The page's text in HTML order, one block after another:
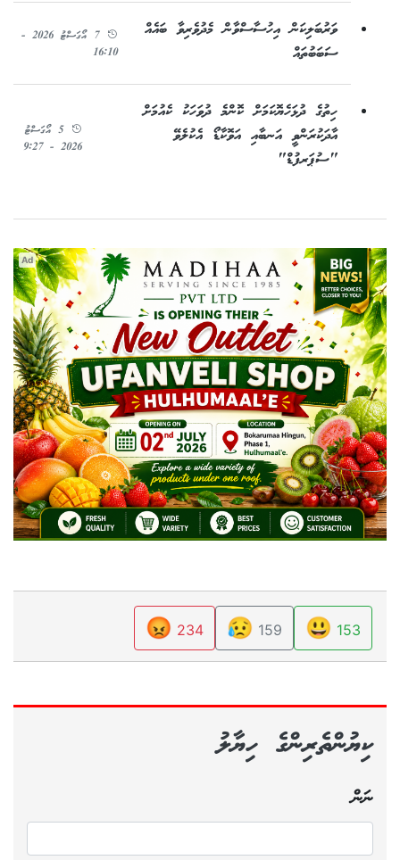
ވަރުބަލިކަން އިހުސާސްވާން މެދުވެރިވާ ބައެއް
ސަބަބުތައް
7 އޯގަސްޓު 2026 -
16:10
ހިތުގެ ދުޅަހެޔޮކަމަށް ކޮންމެ ދުވަހަކު ކެއުމަށް
އާދަކުރަންވީ އަނބާއި އަވޮކާޑޯ އެކުލެވޭ
"ސުޕަރފުޑް"
5 އޯގަސްޓު
2026 - 9:27
Ad
153
😃
159
😥
234
😡
ކިޔުންތެރިންގެ ހިޔާލު
ނަން